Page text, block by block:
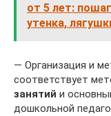
от 5 лет:
утенка,
— Организация и
соответствует
занятий и
дошкольной